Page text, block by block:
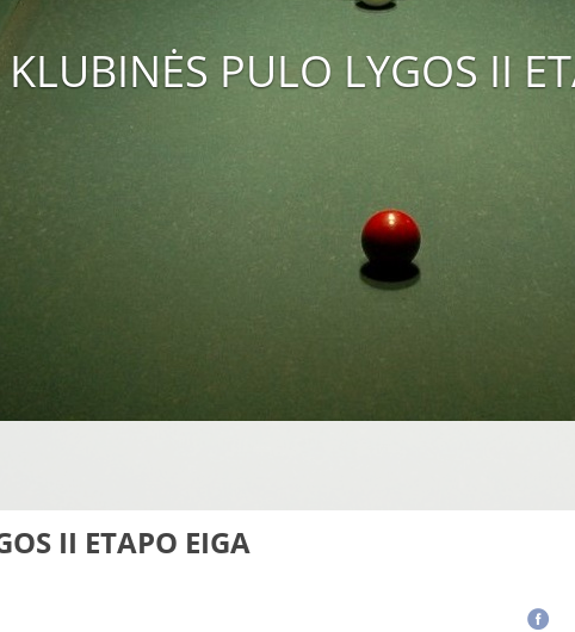
KLUBINĖS PULO LYGOS II
II ETAPO EIGA